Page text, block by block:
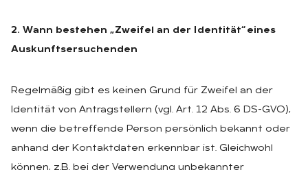
2. Wann bestehen „Zweifel an der Identität“ eines
Auskunftsersuchenden
Regelmäßig gibt es keinen Grund für Zweifel an der
Identität von Antragstellern (vgl. Art. 12 Abs. 6 DS-GVO),
wenn die betreffende Person persönlich bekannt oder
anhand der Kontaktdaten erkennbar ist. Gleichwohl
können, z.B. bei der Verwendung unbekannter